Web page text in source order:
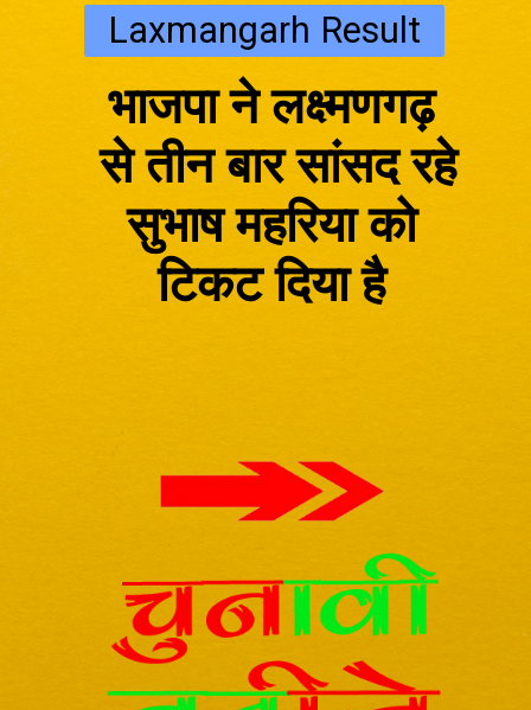
Laxmangarh Result
भाजपा नेलक्ष्मणगढ़
से तीन बार सांसद रहे
सुभाष महरियाको
टिकट दिया है